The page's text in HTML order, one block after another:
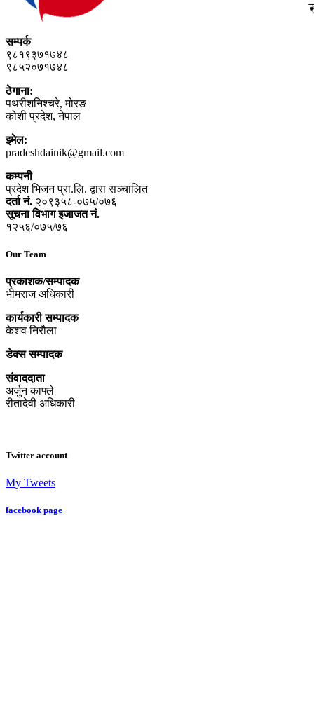
सम्पर्क
९८१९३७१७४८
९८५२०७१७४८
ठेगाना:
पथरीशनिश्‍चरे, मोरङ
कोशी प्रदेश, नेपाल
इमेल:
pradeshdainik@gmail.com
कम्पनी
प्रदेश भिजन प्रा.लि. द्वारा सञ्‍चालित
दर्ता नं. २०९३५८-०७५/०७६
सूचना विभाग इजाजत नं.
१२५६/०७५/७६
Our Team
प्रकाशक/सम्पादक
भीमराज अधिकारी
कार्यकारी सम्पादक
केशव निरौला
डेक्स सम्पादक
संवाददाता
अर्जुन काफ्ले
रीतादेवी अधिकारी
Twitter account
My Tweets
facebook page